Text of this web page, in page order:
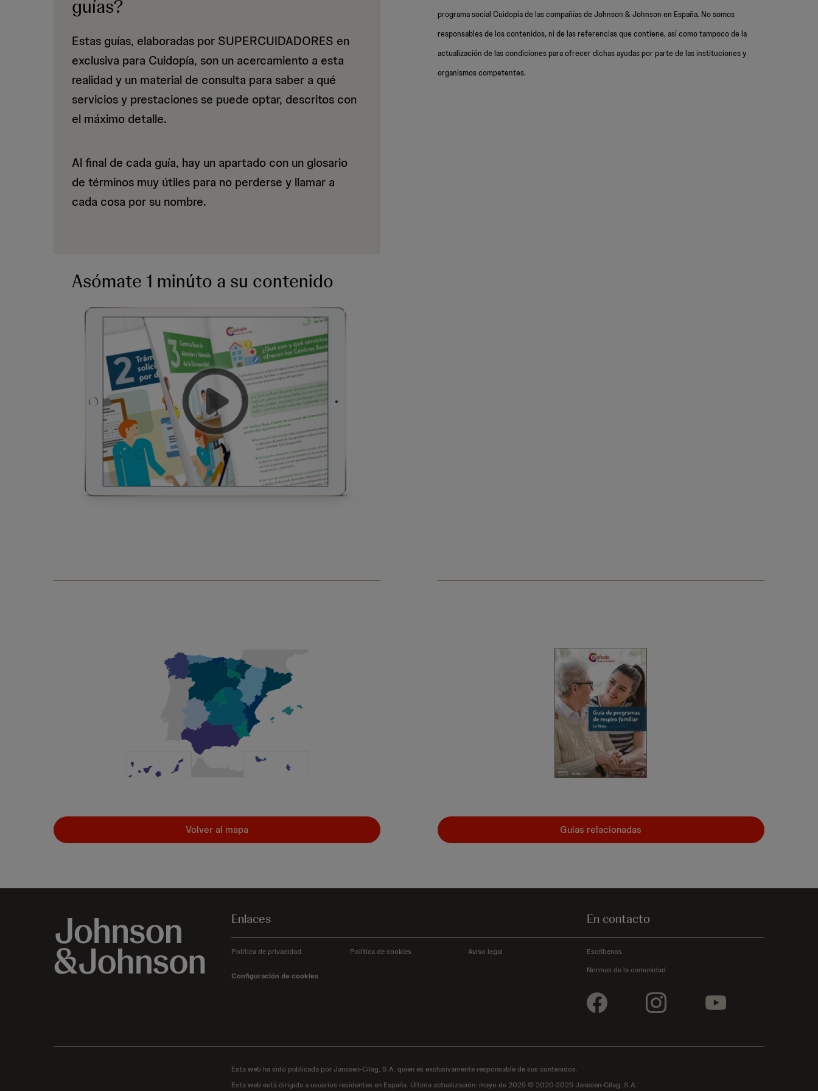
dependencia
y
discapacidad
guías?
Estas guías, elaboradas por SUPERCUIDADORES en
exclusiva para Cuidopía, son un acercamiento a esta
realidad y un material de consulta para saber a qué
servicios y prestaciones se puede optar, descritos con
el máximo detalle.
Al final de cada guía, hay un apartado con un glosario
de términos muy útiles para no perderse y llamar a
cada cosa por su nombre.
Asómate 1 minúto a su contenido
programa social Cuidopía de las compañías de Johnson & Johnson en España. No somos
responsables de los contenidos, ni de las referencias que contiene, así como tampoco de la
actualización de las condiciones para ofrecer dichas ayudas por parte de las instituciones y
organismos competentes.
Volver al mapa Guias relacionadas
Enlaces
Política de privacidad Política de cookies Aviso legal
Configuración de cookies
En contacto
Escríbenos
Normas de la comunidad
Esta web ha sido publicada por Janssen-Cilag, S.A. quien es exclusivamente responsable de sus contenidos.
Esta web está dirigida a usuarios residentes en España. Última actualización: mayo de 2025 © 2020-2025 Janssen-Cilag, S.A.